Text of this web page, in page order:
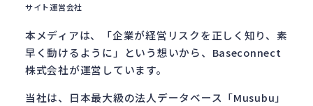
サイト運営会社
本メディアは、「企業が経営リスクを正しく知り、素
早く動けるように」という想いから、Baseconnect
株式会社が運営しています。
当社は、日本最大級の法人データベース「Musubu」